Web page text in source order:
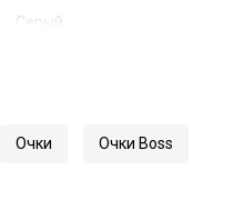
Серый
145
Очки Очки Boss